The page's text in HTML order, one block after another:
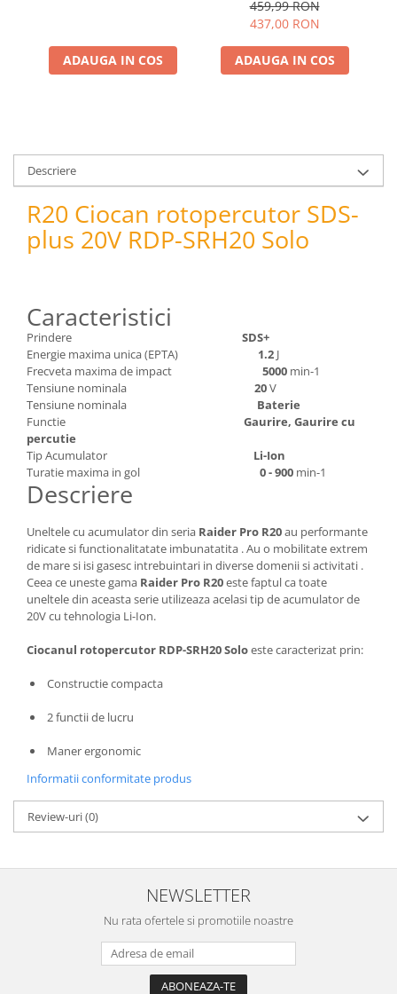
Prese Hidraulice
Prese de rulmenti hidraulice
Role Prelungitoare
Echipamente auto
Unelte de mana
& Truse reparatii caroserie
Cabluri si incarcatoare acumulator
Echipamente de ridicat
Chinga ancorare
Depozitare si organizare
Freza de zapada
Echipamente de curatenie
ADAUGA IN COS
459,99 RON
437,00 RON
ADAUGA IN COS
Descriere
R20 Ciocan rotopercutor SDS-
plus 20V RDP-SRH20 Solo
Caracteristici
Prindere SDS+
Energie maxima unica (EPTA) 1.2 J
Frecveta maxima de impact 5000 min-1
Tensiune nominala 20V
Tensiune nominala Baterie
Functie Gaurire, Gaurire cu
percutie
Tip Acumulator Li-Ion
Turatie maxima in gol 0 - 900 min-1
Descriere
Uneltele cu acumulator din seria Raider Pro R20au performante
ridicate si functionalitatate imbunatatita . Au o mobilitate extrem
de mare si isi gasesc intrebuintari in diverse domenii si activitati .
Ceea ce uneste gama Raider Pro R20este faptul ca toate
uneltele din aceasta serie utilizeaza acelasi tip de acumulator de
20V cu tehnologia Li-Ion.
Ciocanul rotopercutor RDP-SRH20 Soloeste caracterizat prin:
Constructie compacta
2 functii de lucru
Maner ergonomic
Informatii conformitate produs
Review-uri(0)
NEWSLETTER
Nu rata ofertele si promotiile noastre